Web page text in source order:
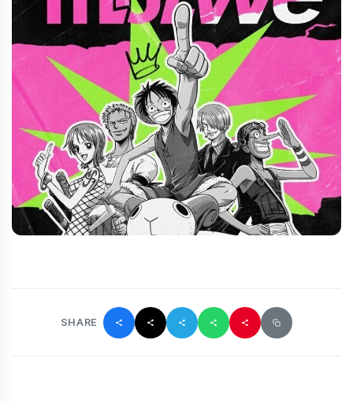
SHARE